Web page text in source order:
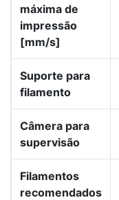
máxima de
impressão
[mm/s]
Suporte para
filamento
Câmera para
supervisão
Filamentos
recomendados